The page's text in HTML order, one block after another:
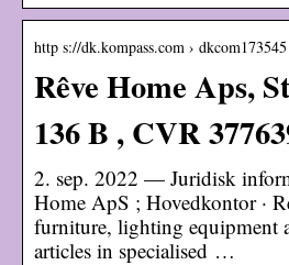
http s://dk.kompass.com › dkcom173545
Rêve Home Aps,
136 B , CVR
2. sep. 2022 — Juridisk
Home ApS ; Hovedkontor ·
furniture, lighting equipment
articles in specialised …